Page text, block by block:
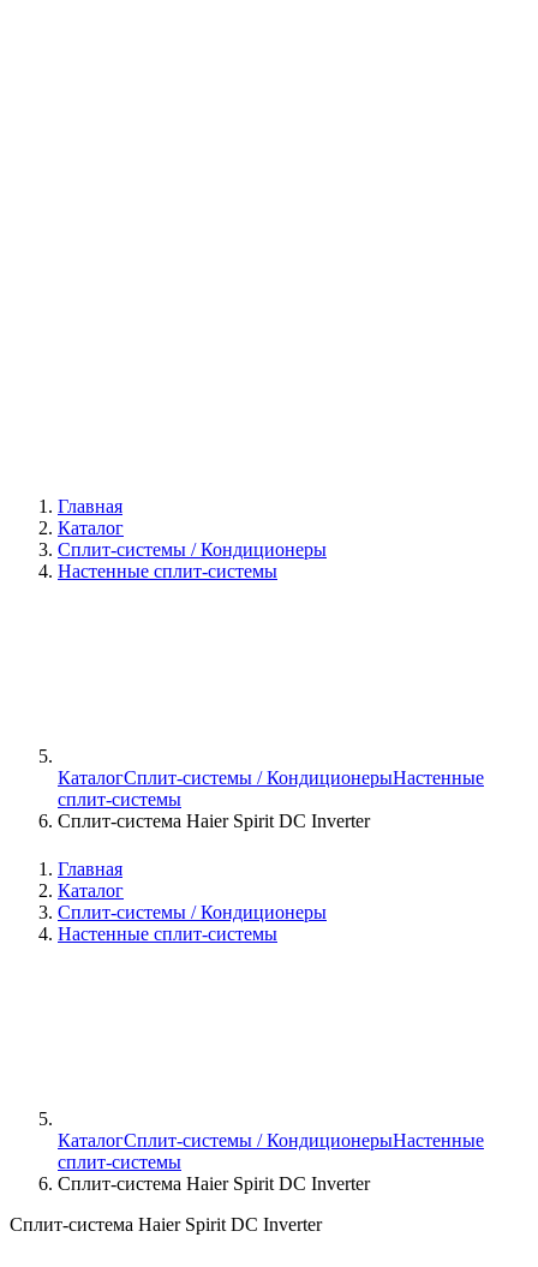
Главная
Каталог
Сплит-системы / Кондиционеры
Настенные сплит-системы
КаталогСплит-системы / КондиционерыНастенные
сплит-системы
Сплит-система Haier Spirit DC Inverter
Главная
Каталог
Сплит-системы / Кондиционеры
Настенные сплит-системы
КаталогСплит-системы / КондиционерыНастенные
сплит-системы
Сплит-система Haier Spirit DC Inverter
Сплит-система Haier Spirit DC Inverter